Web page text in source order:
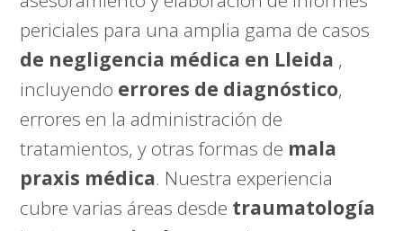
periciales para una amplia gama de casos
de negligencia médica en Lleida ,
incluyendo errores de diagnóstico,
errores en la administración de
tratamientos, y otras formas de mala
praxis médica. Nuestra experiencia
cubre varias áreas desde traumatología